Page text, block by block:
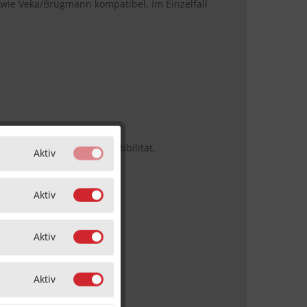
Veka/Brügmann kompatibel. Im Einzelfall
Prüfung der Kompatibilität.
Aktiv
Aktiv
Aktiv
Aktiv